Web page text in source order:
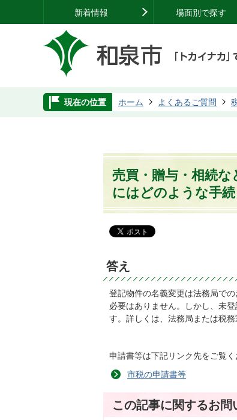
新着情報 場面別で探す
現在の位置 ホーム よくあるご質問
売買・贈与・相続
にはどのような手続
答え
登記物件の名義変更は法務局で
必要はありません。しかし、未
す。詳しくは、法務局または税
申請書等は下記リンク先をご覧く
市税の申請書等
この記事に関するお問